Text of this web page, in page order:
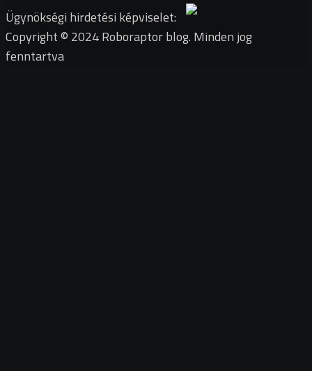
Ügynökségi hirdetési képviselet:
Copyright © 2024 Roboraptor blog. Minden jog
fenntartva